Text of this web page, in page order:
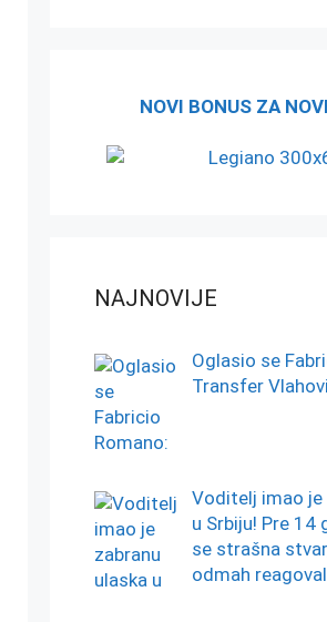
NOVI BONUS ZA
NAJNOVIJE
Oglasio se
Transfer
Voditelj imao je
u Srbiju! Pre 14
se strašna
odmah